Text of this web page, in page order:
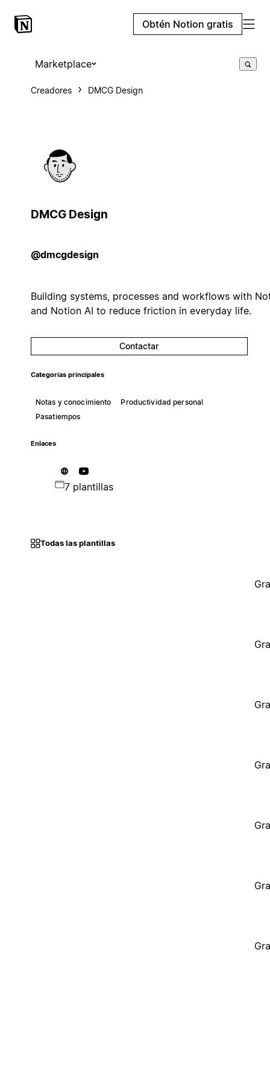
Obtén Notion gratis
Marketplace
Creadores DMCG Design
DMCG Design
@dmcgdesign
Building systems, processes and workflows with
and Notion AI to reduce friction in everyday life.
Contactar
Categorías principales
Notas y conocimiento
Productividad personal
Pasatiempos
Enlaces
7 plantillas
Todas las plantillas